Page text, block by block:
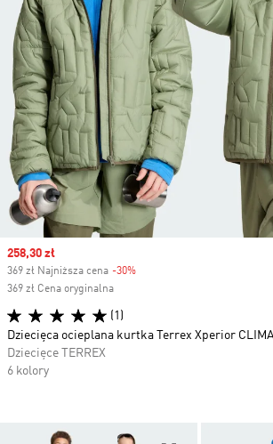
Sale price
258,30 zł
369 zł Najniższa cena -30%
369 zł Cena oryginalna
(1)
Dziecięca ocieplana kurtka Terrex Xperior
Dziecięce TERREX
6 kolory